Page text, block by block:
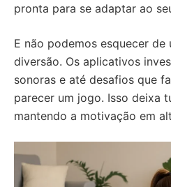
pronta para se adaptar ao
E não podemos esquecer de
diversão. Os aplicativos
sonoras e até desafios que
parecer um jogo. Isso deixa
mantendo a motivação em